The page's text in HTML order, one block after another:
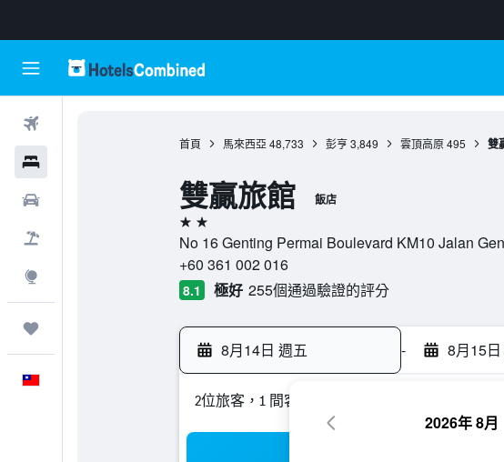
首頁 馬來西亞 48,733 彭亨 3,849 雲頂高原 495 雙
雙贏旅館 飯店
2星級
No 16 Genting Permai Boulevard KM10 Jalan
+60 361 002 016
8.1 極好 255個通過驗證的評分
8月14日 週五 - 8月15
2位旅客，1 間客房
2026年 8月